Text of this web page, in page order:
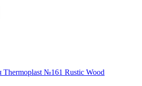
Thermoplast №161 Rustic Wood